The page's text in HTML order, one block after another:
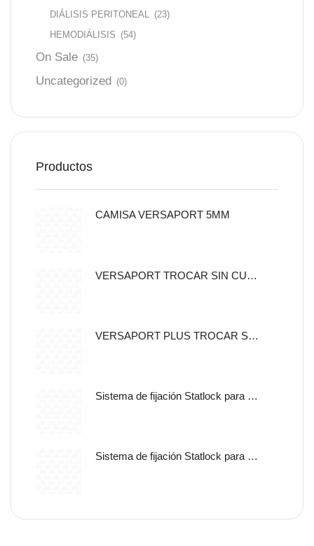
DIÁLISIS PERITONEAL
(23)
HEMODIÁLISIS (54)
On Sale (35)
Uncategorized (0)
Productos
CAMISA VERSAPORT 5MM
VERSAPORT TROCAR SIN CUCHILLA CON CANULA DE FIJACION 5MM
VERSAPORT PLUS TROCAR SIN CUCHILLA CON CANULA DE
Sistema de fijación Statlock para sonda nasogástrica y sondas de alimentación enteral, tamaño pediátrico, auto adherible.
Sistema de fijación Statlock para sonda nasogástrica y sondas de alimentación enteral, tamaño pediátrico, libre de latex.